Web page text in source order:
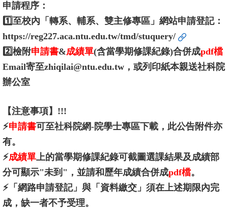
法
及
文
件
輔
學
輔
捐
教
研
申請程序：
1️⃣至校內「轉系、輔系、雙主修專區」網站申請登記：
https://reg227.aca.ntu.edu.tw/tmd/stuquery/
2️⃣檢附申請書&成績單(含當學期修課紀錄)合併成pdf檔
Email寄至zhiqilai@ntu.edu.tw，或列印紙本親送社科院
辦公室
【注意事項】!!!
⚡申請書可至社科院網-院學士專區下載，此公告附件亦
有。
⚡成績單上的當學期修課紀錄可截圖選課結果及成績部
分可顯示"未到"，並請和歷年成績合併成pdf檔。
⚡「網路申請登記」與「資料繳交」須在上述期限內完
成，缺一者不予受理。